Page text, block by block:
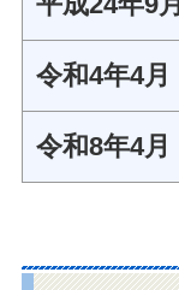
令和4年4月
令和8年4月